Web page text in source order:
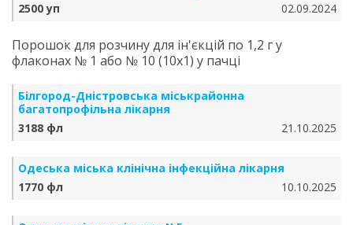
2500 уп
02.09.2024
Порошок для розчину для ін'єкцій по 1,2 г у
флаконах № 1 або № 10 (10х1) у пачці
Білгород-Дністровська міськрайонна
багатопрофільна лікарня
3188 фл
21.10.2025
Одеська міська клінічна інфекційна лікарня
1770 фл
10.10.2025